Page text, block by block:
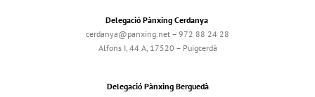
Delegació Pànxing Cerdanya
cerdanya@panxing.net – 972 88 24 28
Alfons I, 44 A, 17520 – Puigcerdà
Delegació Pànxing Berguedà